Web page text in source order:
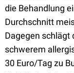
die Behandlung
Durchschnitt
Dagegen schlägt
schwerem
30 Euro/Tag zu